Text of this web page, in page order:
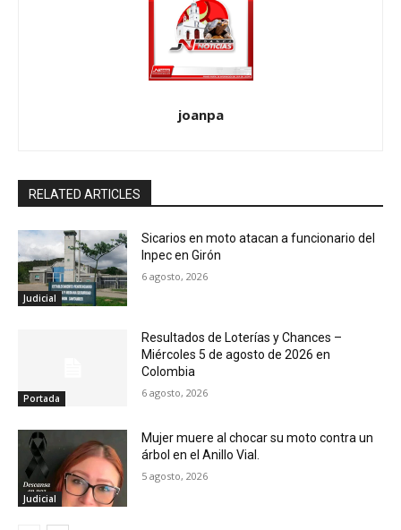
joanpa
RELATED ARTICLES
Judicial
Sicarios en moto atacan a funcionario del
Inpec en Girón
6 agosto, 2026
Portada
Resultados de Loterías y Chances –
Miércoles 5 de agosto de 2026 en
Colombia
6 agosto, 2026
Judicial
Mujer muere al chocar su moto contra un
árbol en el Anillo Vial.
5 agosto, 2026